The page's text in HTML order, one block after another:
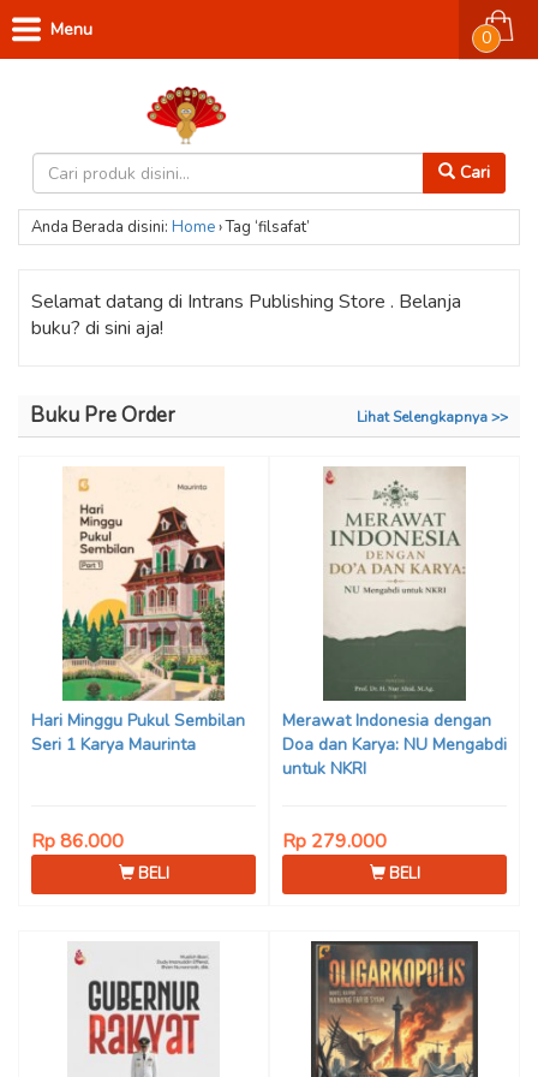
Cari
0
Menu
Anda Berada disini: Home›Tag ‘filsafat’
Selamat datang di Intrans Publishing Store . Belanja
buku? di sini aja!
Buku Pre Order Lihat Selengkapnya >>
Hari Minggu Pukul Sembilan
Seri 1 Karya Maurinta
Rp 86.000
BELI
Merawat Indonesia dengan
Doa dan Karya: NU Mengabdi
untuk NKRI
Rp 279.000
BELI